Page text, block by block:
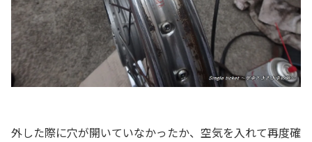
外した際に穴が開いていなかったか、空気を入れて再度確